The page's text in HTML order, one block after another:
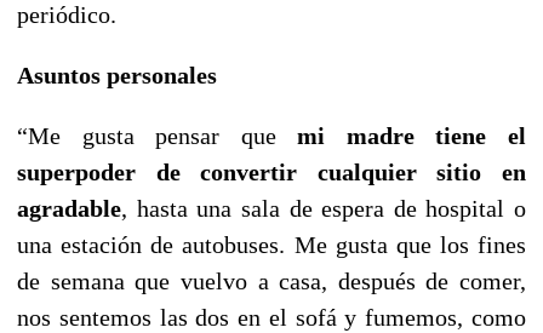
periódico.
Asuntos personales
“Me gusta pensar quemi madre tiene el
superpoder de convertir cualquier sitio en
agradable, hasta una sala de espera de hospital o
una estación de autobuses. Me gusta que los fines
de semana que vuelvo a casa, después de comer,
nos sentemos las dos en el sofá y fumemos, como